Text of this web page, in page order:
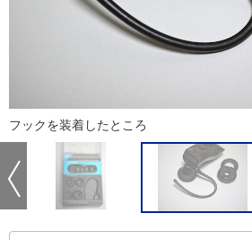
フックを装着したところ